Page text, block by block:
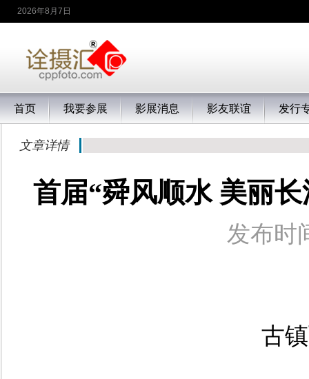
2026年8月7日
首页 我要参展 影展消息 影友联谊 发行
文章详情
首届“舜风顺水 美丽
发布时
古